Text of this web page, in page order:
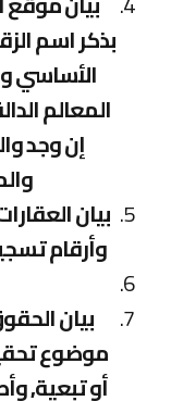
بذكر اسم
الأساسي
المعالم
إن وجد
بيان
وأرقام
بيان
موضوع
أو تبعية,